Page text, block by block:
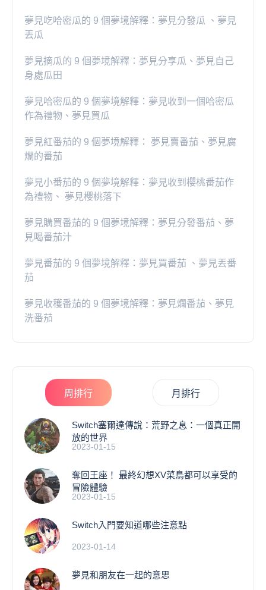
夢見吃哈密瓜的 9 個夢境解釋：夢見分發瓜 、夢見
丟瓜
夢見摘瓜的 9 個夢境解釋：夢見分享瓜、夢見自己
身處瓜田
夢見哈密瓜的 9 個夢境解釋：夢見收到一個哈密瓜
作為禮物、夢見買瓜
夢見紅番茄的 9 個夢境解釋： 夢見賣番茄、夢見腐
爛的番茄
​夢見小番茄的 9 個夢境解釋：夢見收到櫻桃番茄作
為禮物、 夢見櫻桃落下
夢見購買番茄的 9 個夢境解釋：夢見分發番茄、夢
見喝番茄汁
夢見番茄的 9 個夢境解釋：夢見買番茄 、夢見丟番
茄
夢見收穫番茄的 9 個夢境解釋：夢見爛番茄、夢見
洗番茄
周排行 月排行
Switch塞爾達傳說：荒野之息：一個真正開
放的世界
2023-01-15
奪回王座！ 最終幻想XV菜鳥都可以享受的
冒險體驗
2023-01-15
Switch入門要知道哪些注意點
2023-01-14
夢見和朋友在一起的意思